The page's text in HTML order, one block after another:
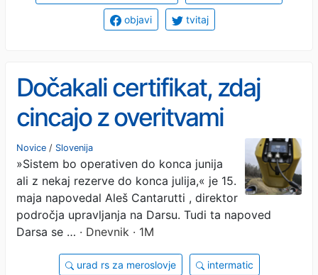
objavi tvitaj
Dočakali certifikat, zdaj
cincajo z overitvami
Novice / Slovenija
»Sistem bo operativen do konca junija
ali z nekaj rezerve do konca julija,« je 15.
maja napovedal Aleš Cantarutti , direktor
področja upravljanja na Darsu. Tudi ta napoved
Darsa se … · Dnevnik · 1M
urad rs za meroslovje intermatic